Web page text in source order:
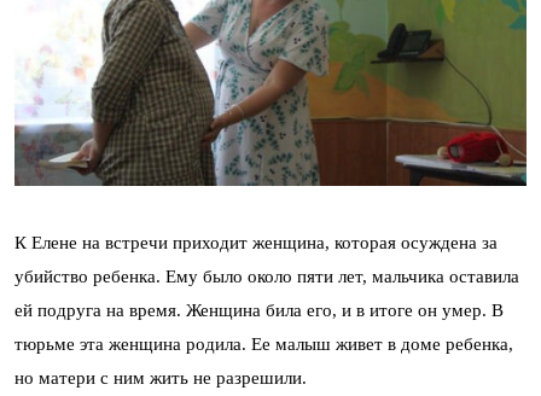
К Елене на встречи приходит женщина, которая осуждена за
убийство ребенка. Ему было около пяти лет, мальчика оставила
ей подруга на время. Женщина била его, и в итоге он умер. В
тюрьме эта женщина родила. Ее малыш живет в доме ребенка,
но матери с ним жить не разрешили.